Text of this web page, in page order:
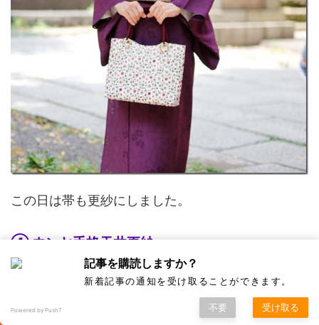
この日は帯も更紗にしました。
④ ウンヤ手格天井更紗
記事を購読しますか？
新着記事の通知を受け取ることができます。
Powered by Push7 不要 受け取る